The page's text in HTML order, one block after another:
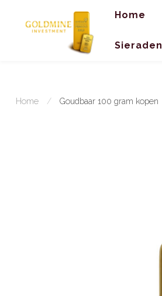
Home
Sieraden
Home / Goudbaar 100 gram kopen